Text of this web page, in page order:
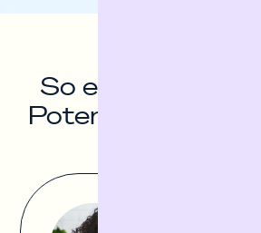
So entfaltest du
Potenzial deines